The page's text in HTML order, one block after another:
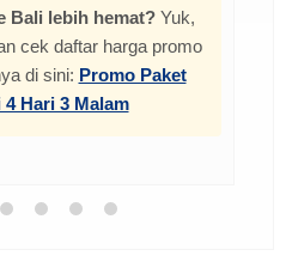
Bali lebih hemat?Yuk,
cek daftar harga promo
di sini: Promo Paket
Hari 3 Malam